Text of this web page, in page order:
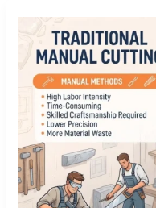
Brückensäge
drei
manuelle
Schneidarbeiter
ersetzte